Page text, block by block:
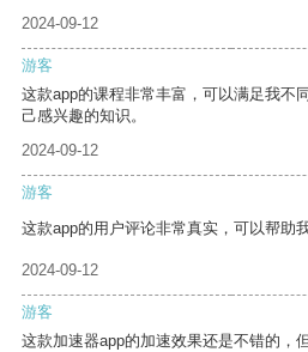
2024-09-12
游客
这款app的课程非常丰富，可以满足我不
己感兴趣的知识。
2024-09-12
游客
这款app的用户评论非常真实，可以帮助
2024-09-12
游客
这款加速器app的加速效果还是不错的，